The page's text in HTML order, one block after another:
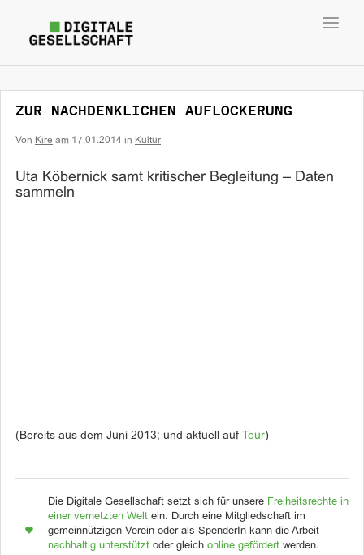
ZUR NACHDENKLICHEN AUFLOCKERUNG
Von Kire am 17.01.2014 in Kultur
Uta Köbernick samt kritischer Begleitung – Daten
sammeln
(Bereits aus dem Juni 2013; und aktuell auf Tour)
Die Digitale Gesellschaft setzt sich für unsere Freiheitsrechte in
einer vernetzten Welt ein. Durch eine Mitgliedschaft im
gemeinnützigen Verein oder als SpenderIn kann die Arbeit
nachhaltig unterstützt oder gleich online gefördert werden.